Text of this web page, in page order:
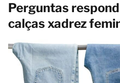
Perguntas
calças xadrez